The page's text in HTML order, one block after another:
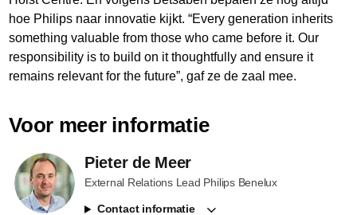
hoe Philips naar innovatie kijkt. “Every generation inherits
something valuable from those who came before it. Our
responsibility is to build on it thoughtfully and ensure it
remains relevant for the future”, gaf ze de zaal mee.
Voor meer informatie
Pieter de Meer
External Relations Lead Philips Benelux
Contact informatie